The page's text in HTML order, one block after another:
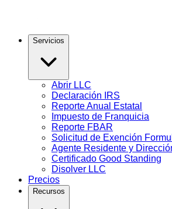
Servicios
Abrir LLC
Declaración IRS
Reporte Anual Estatal
Impuesto de Franquicia
Reporte FBAR
Solicitud de Exención
Agente Residente y
Certificado Good Standing
Disolver LLC
Precios
Recursos